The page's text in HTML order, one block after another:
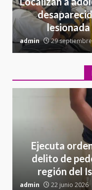
admin 29
Ejecuta
delito de
región del
admin 22 junio 2026